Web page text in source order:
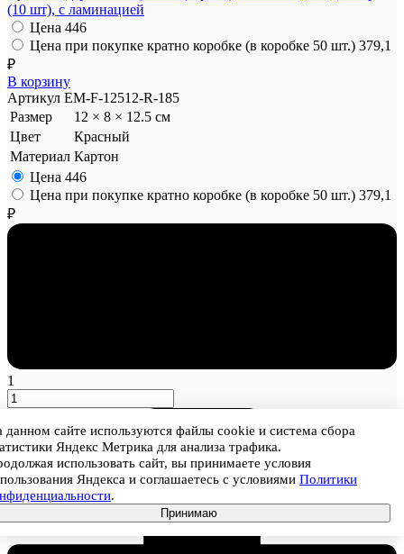
(10 шт), с ламинацией
Цена 446
Цена при покупке кратно коробке (в коробке 50 шт.) 379,1
₽
В корзину
Артикул EM-F-12512-R-185
Размер
12 × 8 × 12.5 см
Цвет
Красный
Материал Картон
Цена 446
Цена при покупке кратно коробке (в коробке 50 шт.) 379,1
₽
1
данном сайте используются файлы cookie и система сбора
Яндекс Метрика для анализа трафика.
использовать сайт, вы принимаете условия
Яндекса и соглашаетесь с условиями Политики
.
Принимаю